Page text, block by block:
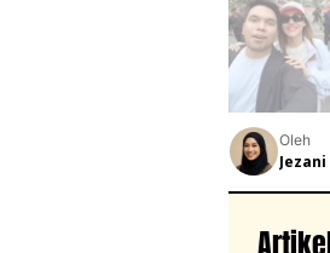
Oleh